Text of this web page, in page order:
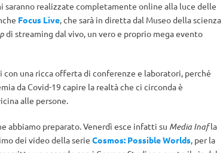
saranno realizzate completamente online alla luce delle
Focus Live, che sarà in diretta dal Museo della scienza
di streaming dal vivo, un vero e proprio mega evento
una ricca offerta di conferenze e laboratori, perché
da Covid-19 capire la realtà che ci circonda è
alle persone.
abbiamo preparato. Venerdì esce infatti su Media Inafla
dei video della serie Cosmos: Possible Worlds, per la